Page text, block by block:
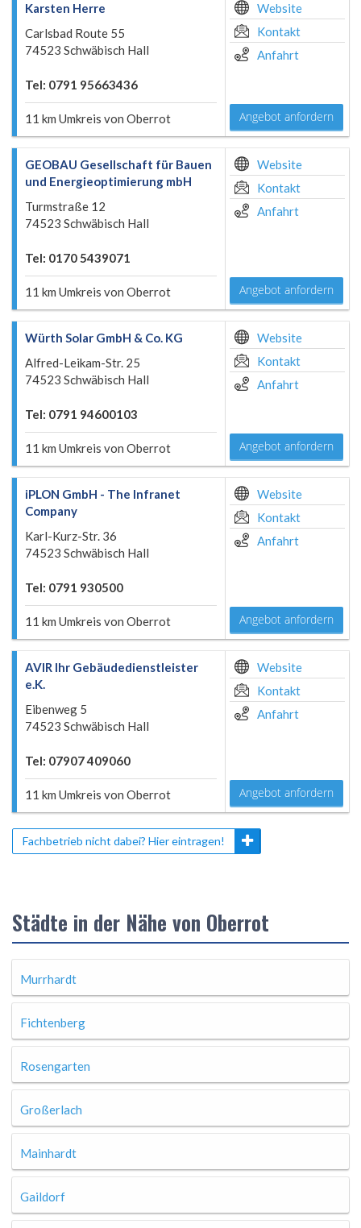
Karsten Herre
Carlsbad Route 55
74523 Schwäbisch Hall
Tel: 0791 95663436
11 km Umkreis von Oberrot
Website
Kontakt
Anfahrt
Angebot anfordern
GEOBAU Gesellschaft für Bauen
und Energieoptimierung mbH
Turmstraße 12
74523 Schwäbisch Hall
Tel: 0170 5439071
11 km Umkreis von Oberrot
Website
Kontakt
Anfahrt
Angebot anfordern
Würth Solar GmbH & Co. KG
Alfred-Leikam-Str. 25
74523 Schwäbisch Hall
Tel: 0791 94600103
11 km Umkreis von Oberrot
Website
Kontakt
Anfahrt
Angebot anfordern
iPLON GmbH - The Infranet
Company
Karl-Kurz-Str. 36
74523 Schwäbisch Hall
Tel: 0791 930500
11 km Umkreis von Oberrot
Website
Kontakt
Anfahrt
Angebot anfordern
AVIR Ihr Gebäudedienstleister
e.K.
Eibenweg 5
74523 Schwäbisch Hall
Tel: 07907 409060
11 km Umkreis von Oberrot
Website
Kontakt
Anfahrt
Angebot anfordern
Fachbetrieb nicht dabei? Hier eintragen!
Städte in der Nähe von Oberrot
Murrhardt
Fichtenberg
Rosengarten
Großerlach
Mainhardt
Gaildorf